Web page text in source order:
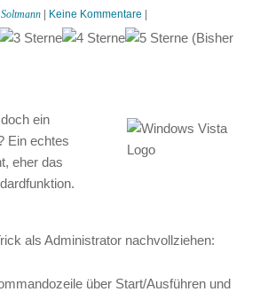
Keine Kommentare
(Bisher
ein
Ein echtes
eher das
als Administrator nachvollziehen:
über Start/Ausführen und